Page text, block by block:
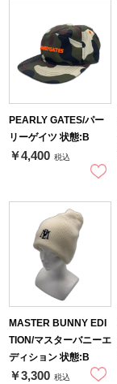
PEARLY GATES/パー
リーゲイツ 状態:B
￥4,400 税込
MASTER BUNNY EDI
TION/マスターバニーエ
ディション 状態:B
￥3,300 税込